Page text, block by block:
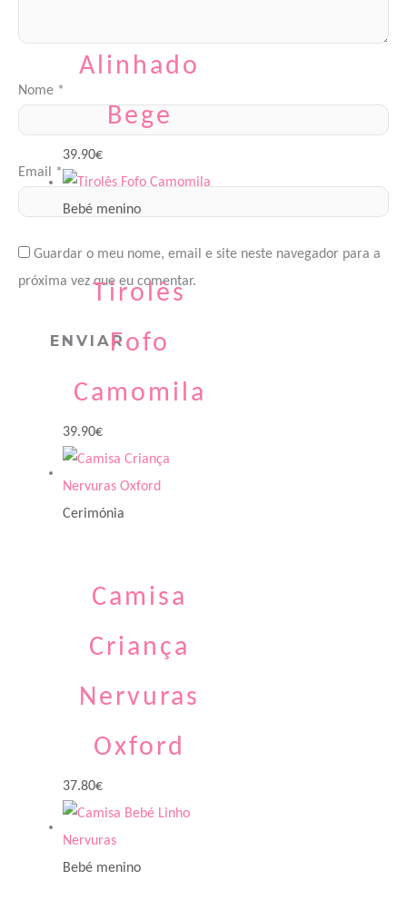
Nome *
Email *
Guardar o meu nome, email e site neste navegador para a
próxima vez que eu comentar.
Alinhado
Bege
39.90€
Bebé menino
Tirolês
Fofo
Camomila
39.90€
Cerimónia
Camisa
Criança
Nervuras
Oxford
37.80€
Bebé menino